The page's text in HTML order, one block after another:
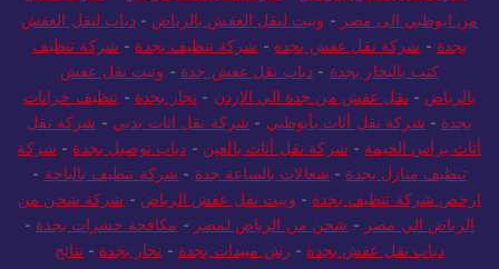
من ابوظبي الى مصر - ونيت لنقل العفش بالرياض -دباب لنقل العفش
بجدة - شركة نقل عفش بجدة - شركة تنظيف بجدة - شركة تنظيف
كنب بالبخار بجدة - دباب نقل عفش جدة - ونيت نقل عفش
بالرياض - نقل عفش من جدة الي الاردن - نجار بجدة - تنظيف خزانات
بجدة - شركة نقل أثاث بأبوظبي - شركة نقل اثاث بدبي - شركة نقل
أثاث برأس الخيمة - شركة نقل أثاث بالعين - دباب توصيل بجدة - شركة
تنظيف منازل بجدة - شغالات بالساعة جدة - شركة تنظيف بالباحة -
ارخص شركة تنظيف بجدة - ونيت نقل عفش الرياض - شركة شحن من
الرياض الي مصر - شحن من الرياض لمصر - مكافحة حشرات بجدة -
دباب نقل عفش بجدة - رش مبيدات بجدة - نجار بجدة - نتائج